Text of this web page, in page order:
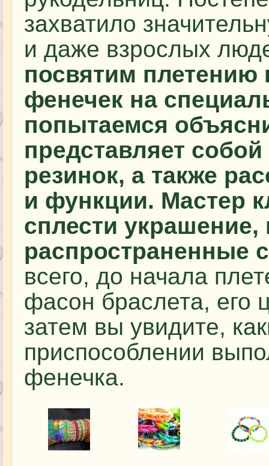
захватило
и даже взрослых
посвятим плетению
фенечек на
попытаемся
представляет
резинок, а также
и функции. Мастер
сплести украшение,
распространенные
всего, до начала
фасон браслета, его
затем вы увидите,
приспособлении
фенечка.